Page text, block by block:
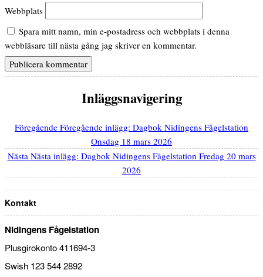
Webbplats
Spara mitt namn, min e-postadress och webbplats i denna
webbläsare till nästa gång jag skriver en kommentar.
Inläggsnavigering
Föregående Föregående inlägg: Dagbok Nidingens Fågelstation
Onsdag 18 mars 2026
Nästa Nästa inlägg: Dagbok Nidingens Fågelstation Fredag 20 mars
2026
Kontakt
Nidingens Fågelstation
Plusgirokonto 411694-3
Swish 123 544 2892